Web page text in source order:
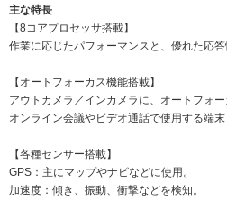
主な特長
【8コアプロセッサ搭載】
作業に応じたパフォーマンスと、優れた応答
【オートフォーカス機能搭載】
アウトカメラ／インカメラに、オートフォー
オンライン会議やビデオ通話で使用する端末
【各種センサー搭載】
GPS：主にマップやナビなどに使用。
加速度：傾き、振動、衝撃などを検知。